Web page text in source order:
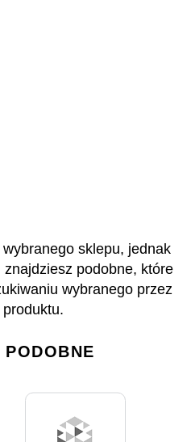
sklepu, jednak
podobne, które
wybranego przez